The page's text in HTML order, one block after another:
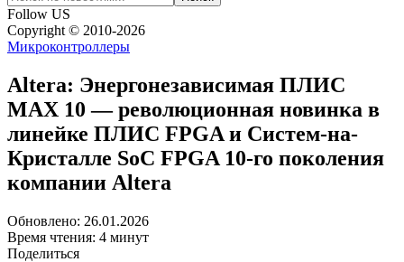
Follow US
Copyright © 2010-2026
Микроконтроллеры
Altera: Энергонезависимая ПЛИС
MAX 10 — революционная новинка в
линейке ПЛИС FPGA и Систем-на-
Кристалле SoC FPGA 10-го поколения
компании Altera
Обновлено: 26.01.2026
Время чтения: 4 минут
Поделиться